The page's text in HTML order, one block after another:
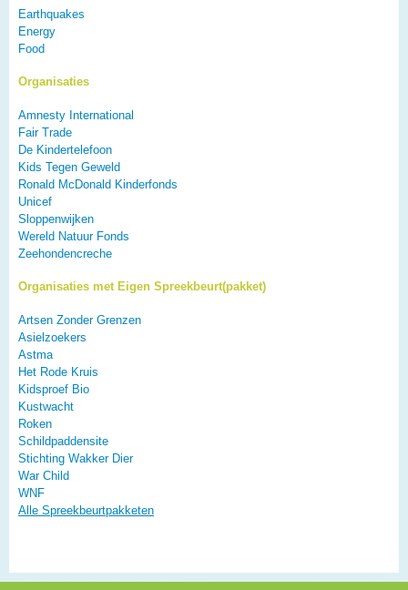
Earthquakes
Energy
Food
Organisaties
Amnesty International
Fair Trade
De Kindertelefoon
Kids Tegen Geweld
Ronald McDonald Kinderfonds
Unicef
Sloppenwijken
Wereld Natuur Fonds
Zeehondencreche
Organisaties met Eigen Spreekbeurt(pakket)
Artsen Zonder Grenzen
Asielzoekers
Astma
Het Rode Kruis
Kidsproef Bio
Kustwacht
Roken
Schildpaddensite
Stichting Wakker Dier
War Child
WNF
Alle Spreekbeurtpakketen